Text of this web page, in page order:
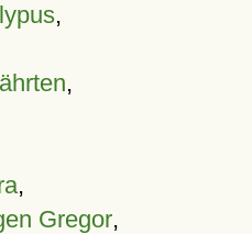
,
,
,
Gregor,